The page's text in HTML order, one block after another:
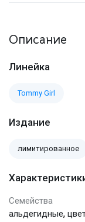
Описание
Линейка
Tommy Girl
Издание
лимитированное
Семейства
альдегидные,